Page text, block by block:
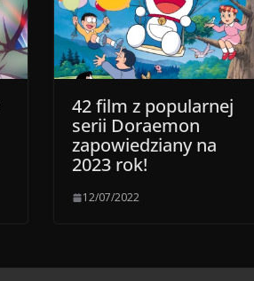
42 film z popularnej
serii Doraemon
zapowiedziany na
2023 rok!
12/07/2022